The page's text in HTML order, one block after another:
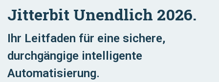
Jitterbit Unendlich 2026.
Ihr Leitfaden für eine sichere,
durchgängige intelligente
Automatisierung.